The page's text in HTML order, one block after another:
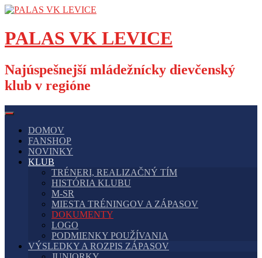
Skip
content
PALAS VK LEVICE
Najúspešnejší mládežnícky dievčenský
klub v regióne
DOMOV
FANSHOP
NOVINKY
KLUB
TRÉNERI, REALIZAČNÝ TÍM
HISTÓRIA KLUBU
M-SR
MIESTA TRÉNINGOV A ZÁPASOV
DOKUMENTY
LOGO
PODMIENKY POUŽÍVANIA
VÝSLEDKY A ROZPIS ZÁPASOV